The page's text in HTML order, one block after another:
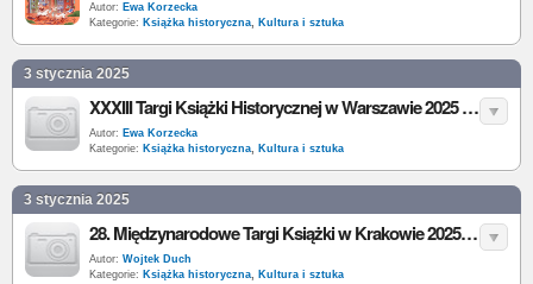
Autor: Ewa Korzecka
Kategorie: Książka historyczna, Kultura i sztuka
3 stycznia 2025
XXXIII Targi Książki Historycznej w Warszawie 2025 - data, program, autorzy, wystawcy, bilety
Autor: Ewa Korzecka
Kategorie: Książka historyczna, Kultura i sztuka
3 stycznia 2025
28. Międzynarodowe Targi Książki w Krakowie 2025 - data, program, autorzy, wystawcy, bilety
Autor: Wojtek Duch
Kategorie: Książka historyczna, Kultura i sztuka